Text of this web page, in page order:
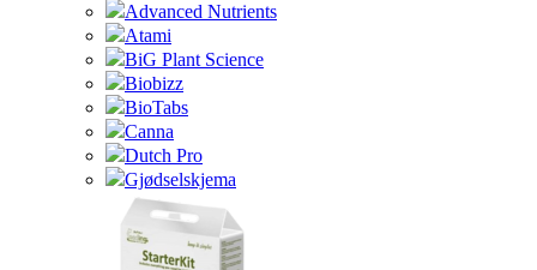
Advanced Nutrients
Atami
BiG Plant Science
Biobizz
BioTabs
Canna
Dutch Pro
Gjødselskjema